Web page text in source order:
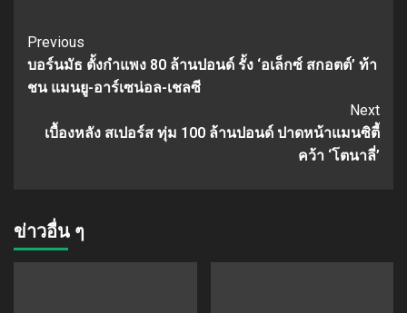
Continue
Reading
Previous
บอร์นมัธ ตั้งกำแพง 80 ล้านปอนด์ รั้ง ‘อเล็กซ์ สกอตต์’ ท้า
ชน แมนยู-อาร์เซน่อล-เชลซี
Next
เบื้องหลัง สเปอร์ส ทุ่ม 100 ล้านปอนด์ ปาดหน้าแมนซิตี้
คว้า ‘โตนาลี่’
ข่าวอื่น ๆ